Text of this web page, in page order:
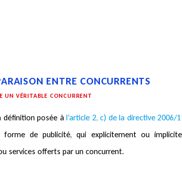
ENTRE CONCURRENTS
UN VÉRITABLE CONCURRENT
définition posée àl’article 2, c) de la directive 2006/
de publicité, qui explicitement ou
services offerts par un concurrent.